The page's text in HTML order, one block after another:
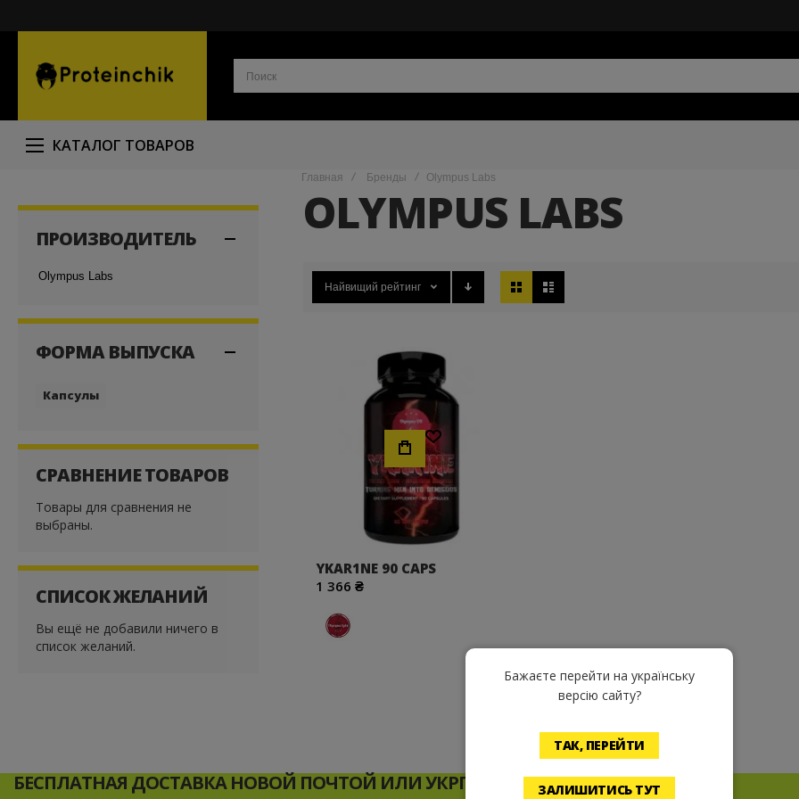
КАТАЛОГ ТОВАРОВ
Главная Бренды Olympus Labs
OLYMPUS LABS
Найвищий рейтинг
Хочу!
YKAR1NE 90 CAPS
1 366 ₴
ПРОИЗВОДИТЕЛЬ
Olympus Labs
ФОРМА ВЫПУСКА
Капсулы
СРАВНЕНИЕ ТОВАРОВ
Товары для сравнения не
выбраны.
СПИСОК ЖЕЛАНИЙ
Вы ещё не добавили ничего в
список желаний.
БЕСПЛАТНАЯ ДОСТАВКА НОВОЙ ПОЧТОЙ ИЛИ УКРПОЧТОЙ* ПРИ ЗАКАЗЕ ОТ
Бажаєте перейти на українську
версію сайту?
ТАК, ПЕРЕЙТИ
ЗАЛИШИТИСЬ ТУТ